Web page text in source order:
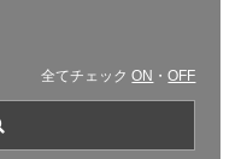
全てチェックON ・OFF